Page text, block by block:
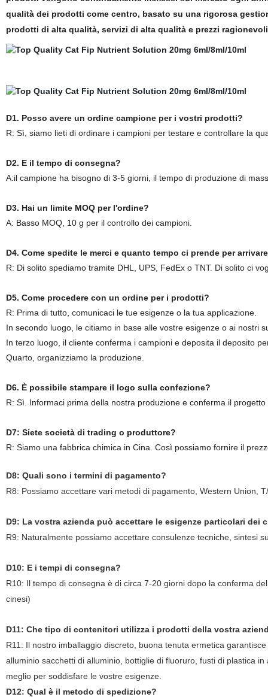
qualità dei prodotti come centro, basato su una rigorosa
prodotti di alta qualità, servizi di alta qualità e prezzi
D1. Posso avere un ordine campione per i vostri prodotti?
R: Sì, siamo lieti di ordinare i campioni per testare e controllare la
D2. E il tempo di consegna?
A:il campione ha bisogno di 3-5 giorni, il tempo di produzione di
D3. Hai un limite MOQ per l'ordine?
A: Basso MOQ, 10 g per il controllo dei campioni.
D4. Come spedite le merci e quanto tempo ci prende per
R: Di solito spediamo tramite DHL, UPS, FedEx o TNT. Di solito ci
D5. Come procedere con un ordine per i prodotti?
R: Prima di tutto, comunicaci le tue esigenze o la tua applicazione.
In secondo luogo, le citiamo in base alle vostre esigenze o ai nostri
In terzo luogo, il cliente conferma i campioni e deposita il deposito
Quarto, organizziamo la produzione.
D6. È possibile stampare il logo sulla confezione?
R: Sì. Informaci prima della nostra produzione e conferma il
D7: Siete società di trading o produttore?
R: Siamo una fabbrica chimica in Cina. Così possiamo fornire il
D8: Quali sono i termini di pagamento?
R8: Possiamo accettare vari metodi di pagamento, Western Union,
D9: La vostra azienda può accettare le esigenze particolari dei
R9: Naturalmente possiamo accettare consulenze tecniche, sintesi
D10: E i tempi di consegna?
R10: Il tempo di consegna è di circa 7-20 giorni dopo la conferma
cinesi)
D11: Che tipo di contenitori utilizza i prodotti della vostra
R11 : Il nostro imballaggio discreto, buona tenuta ermetica
alluminio sacchetti di alluminio, bottiglie di fluoruro, fusti di plastica
meglio per soddisfare le vostre esigenze.
D12: Qual è il metodo di spedizione?